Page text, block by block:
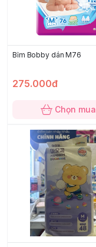
Bỉm Bobby dán M76
275.000đ
Chọn mua